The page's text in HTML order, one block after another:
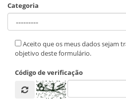
Categoria
Aceito que os meus dados sejam
objetivo deste formulário.
Código de verificação